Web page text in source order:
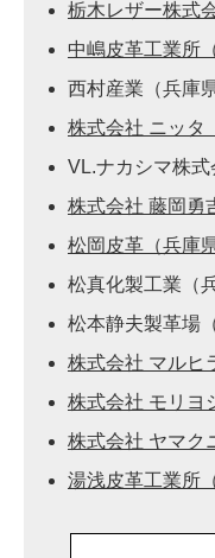
栃木レザー株式
中嶋皮革工業所
西村産業（兵庫
株式会社 ニッタ
VL.ナカシマ株式
株式会社 藤岡勇
松岡皮革（兵庫
松真化製工業（
松本静夫製革場
株式会社 マルヒ
株式会社 モリヨ
株式会社 ヤマク
湯浅皮革工業所